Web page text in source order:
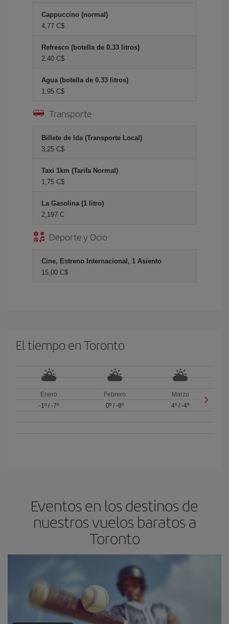
Cappuccino (normal)
4,77 C$
Refresco (botella de 0.33 litros)
2,40 C$
Agua (botella de 0.33 litros)
1,95 C$
Transporte
Billete de Ida (Transporte Local)
3,25 C$
Taxi 1km (Tarifa Normal)
1,75 C$
La Gasolina (1 litro)
2,197 C
Deporte y Ocio
Cine, Estreno Internacional, 1 Asiento
15,00 C$
El tiempo en Toronto
Enero
-1º/ -7º
Febrero
0º/ -8º
Marzo
4º /-4º
Eventos en los destinos de
nuestros vuelos baratos a
Toronto